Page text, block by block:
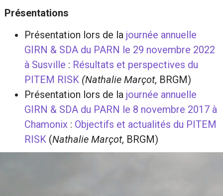
Présentations
Présentation lors de la journée annuelle
GIRN & SDA du PARN le 29 novembre 2022
à Susville : Résultats et perspectives du
PITEM RISK (Nathalie Marçot, BRGM)
Présentation lors de la journée annuelle
GIRN & SDA du PARN le 8 novembre 2017 à
Chamonix: Objectifs et actualités du PITEM
RISK(Nathalie Marçot, BRGM)